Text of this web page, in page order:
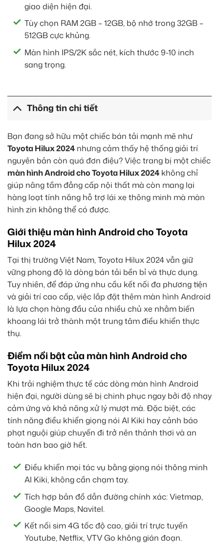
giao diện hiện đại.
Tùy chọn RAM 2GB – 12GB, bộ nhớ trong 32GB –
512GB cực khủng.
Màn hình IPS/2K sắc nét, kích thước 9-10 inch
sang trọng.
Thông tin chi tiết
Bạn đang sở hữu một chiếc bán tải mạnh mẽ như
Toyota Hilux 2024 nhưng cảm thấy hệ thống giải trí
nguyên bản còn quá đơn điệu? Việc trang bị một chiếc
màn hình Android cho Toyota Hilux 2024 không chỉ
giúp nâng tầm đẳng cấp nội thất mà còn mang lại
hàng loạt tính năng hỗ trợ lái xe thông minh mà màn
hình zin không thể có được.
Giới thiệu màn hình Android cho Toyota
Hilux 2024
Tại thị trường Việt Nam, Toyota Hilux 2024 vẫn giữ
vững phong độ là dòng bán tải bền bỉ và thực dụng.
Tuy nhiên, để đáp ứng nhu cầu kết nối đa phương tiện
và giải trí cao cấp, việc lắp đặt thêm màn hình Android
là lựa chọn hàng đầu của nhiều chủ xe nhằm biến
khoang lái trở thành một trung tâm điều khiển thực
thụ.
Điểm nổi bật của màn hình Android cho
Toyota Hilux 2024
Khi trải nghiệm thực tế các dòng màn hình Android
hiện đại, người dùng sẽ bị chinh phục ngay bởi độ nhạy
cảm ứng và khả năng xử lý mượt mà. Đặc biệt, các
tính năng điều khiển giọng nói AI Kiki hay cảnh báo
phạt nguội giúp chuyến đi trở nên thảnh thơi và an
toàn hơn bao giờ hết.
Điều khiển mọi tác vụ bằng giọng nói thông minh
AI Kiki, không cần chạm tay.
Tích hợp bản đồ dẫn đường chính xác: Vietmap,
Google Maps, Navitel.
Kết nối sim 4G tốc độ cao, giải trí trực tuyến
Youtube, Netflix, VTV Go không gián đoạn.